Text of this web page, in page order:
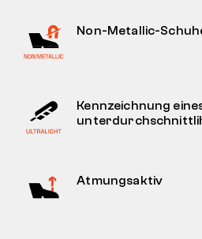
Non-Metallic-
Kennzeichnung
Atmungsaktiv